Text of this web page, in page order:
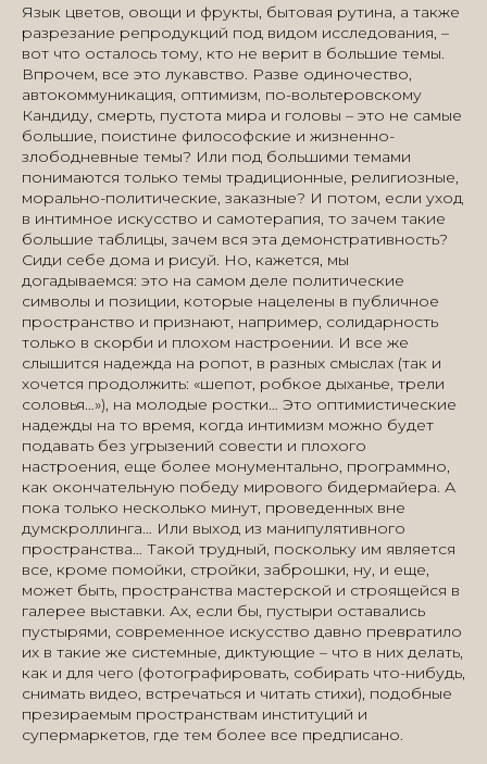
Язык цветов, овощи и фрукты, бытовая рутина, а также
разрезание репродукций под видом исследования, –
вот что осталось тому, кто не верит в большие темы.
Впрочем, все это лукавство. Разве одиночество,
автокоммуникация, оптимизм, по-вольтеровскому
Кандиду, смерть, пустота мира и головы – это не самые
большие, поистине философские и жизненно-
злободневные темы? Или под большими темами
понимаются только темы традиционные, религиозные,
морально-политические, заказные? И потом, если уход
в интимное искусство и самотерапия, то зачем такие
большие таблицы, зачем вся эта демонстративность?
Сиди себе дома и рисуй. Но, кажется, мы
догадываемся: это на самом деле политические
символы и позиции, которые нацелены в публичное
пространство и признают, например, солидарность
только в скорби и плохом настроении. И все же
слышится надежда на ропот, в разных смыслах (так и
хочется продолжить: «шепот, робкое дыханье, трели
соловья…»), на молодые ростки… Это оптимистические
надежды на то время, когда интимизм можно будет
подавать без угрызений совести и плохого
настроения, еще более монументально, программно,
как окончательную победу мирового бидермайера. А
пока только несколько минут, проведенных вне
думскроллинга… Или выход из манипулятивного
пространства… Такой трудный, поскольку им является
все, кроме помойки, стройки, заброшки, ну, и еще,
может быть, пространства мастерской и строящейся в
галерее выставки. Ах, если бы, пустыри оставались
пустырями, современное искусство давно превратило
их в такие же системные, диктующие – что в них делать,
как и для чего (фотографировать, собирать что-нибудь,
снимать видео, встречаться и читать стихи), подобные
презираемым пространствам институций и
супермаркетов, где тем более все предписано.